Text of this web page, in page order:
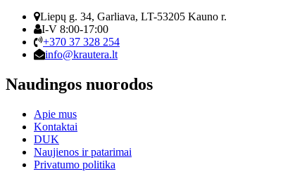
Liepų g. 34, Garliava, LT-53205 Kauno r.
I-V 8:00-17:00
+370 37 328 254
info@krautera.lt
Naudingos nuorodos
Apie mus
Kontaktai
DUK
Naujienos ir patarimai
Privatumo politika